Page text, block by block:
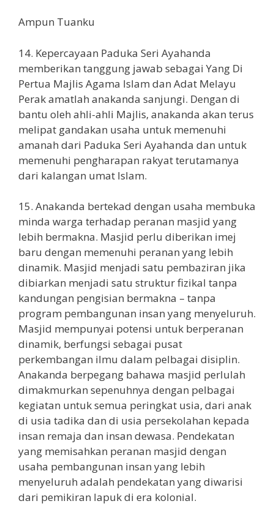
Ampun Tuanku
14. Kepercayaan Paduka Seri Ayahanda
memberikan tanggung jawab sebagai Yang Di
Pertua Majlis Agama Islam dan Adat Melayu
Perak amatlah anakanda sanjungi. Dengan di
bantu oleh ahli-ahli Majlis, anakanda akan terus
melipat gandakan usaha untuk memenuhi
amanah dari Paduka Seri Ayahanda dan untuk
memenuhi pengharapan rakyat terutamanya
dari kalangan umat Islam.
15. Anakanda bertekad dengan usaha membuka
minda warga terhadap peranan masjid yang
lebih bermakna. Masjid perlu diberikan imej
baru dengan memenuhi peranan yang lebih
dinamik. Masjid menjadi satu pembaziran jika
dibiarkan menjadi satu struktur fizikal tanpa
kandungan pengisian bermakna – tanpa
program pembangunan insan yang menyeluruh.
Masjid mempunyai potensi untuk berperanan
dinamik, berfungsi sebagai pusat
perkembangan ilmu dalam pelbagai disiplin.
Anakanda berpegang bahawa masjid perlulah
dimakmurkan sepenuhnya dengan pelbagai
kegiatan untuk semua peringkat usia, dari anak
di usia tadika dan di usia persekolahan kepada
insan remaja dan insan dewasa. Pendekatan
yang memisahkan peranan masjid dengan
usaha pembangunan insan yang lebih
menyeluruh adalah pendekatan yang diwarisi
dari pemikiran lapuk di era kolonial.